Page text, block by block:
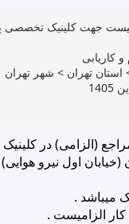
جهت کلینیک تخصصی
کاریابی
استان تهران > شهر تهران
(الزامی) در
(خیابان اول نیرو
میباشد .
الزامیست .